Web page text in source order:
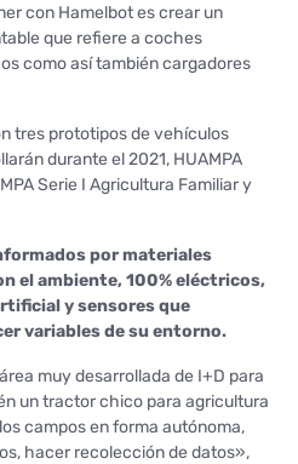
con Hamelbot es crear un
que refiere a coches
como así también cargadores
tres prototipos de vehículos
durante el 2021, HUAMPA
Serie I Agricultura Familiar y
por materiales
el ambiente, 100% eléctricos,
y sensores que
variables de su entorno.
muy desarrollada de I+D para
un tractor chico para agricultura
campos en forma autónoma,
hacer recolección de datos»,